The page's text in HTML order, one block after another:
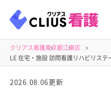
クリアス看護東京都江東区
LE 在宅・施設 訪問看護リハビリステ
2026.08.06更新